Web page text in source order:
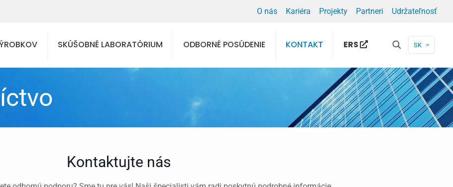
O nás Kariéra Projekty Partneri Udržateľnosť
SKÚŠOBNÉ LABORATÓRIUM ODBORNÉ POSÚDENIE KONTAKT ERS SK
Kontaktujte nás